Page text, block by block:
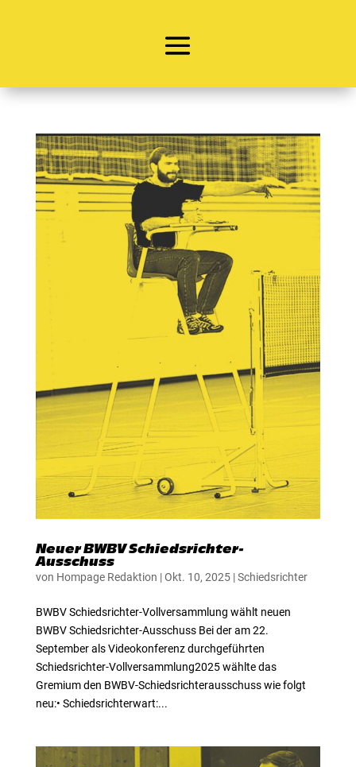
Neuer BWBV Schiedsrichter-
Ausschuss
von Hompage Redaktion |Okt. 10, 2025|Schiedsrichter
BWBV Schiedsrichter-Vollversammlung wählt neuen
BWBV Schiedsrichter-Ausschuss Bei der am 22.
September als Videokonferenz durchgeführten
Schiedsrichter-Vollversammlung2025 wählte das
Gremium den BWBV-Schiedsrichterausschuss wie folgt
neu:• Schiedsrichterwart:...